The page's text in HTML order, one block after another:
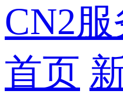
CN2
首页